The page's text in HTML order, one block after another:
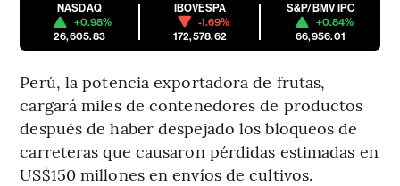
NASDAQ
+0.98%
26,605.83
IBOVESPA
-1.69%
172,578.62
S&P/BMV IPC
+0.84%
66,956.01
Perú, la potencia exportadora de frutas,
cargará miles de contenedores de productos
después de haber despejado los bloqueos de
carreteras que causaron pérdidas estimadas en
US$150 millones en envíos de cultivos.